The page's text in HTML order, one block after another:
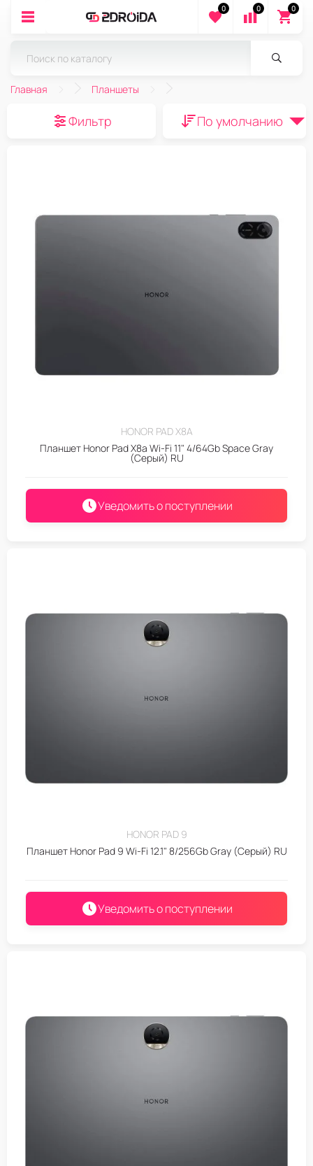
0 0 0
Главная Планшеты
Фильтр По умолчанию
HONOR PAD X8A
Планшет Honor Pad X8a Wi-Fi 11" 4/64Gb Space Gray
(Серый) RU
Уведомить о поступлении
HONOR PAD 9
Планшет Honor Pad 9 Wi-Fi 12.1" 8/256Gb Gray (Серый) RU
Уведомить о поступлении